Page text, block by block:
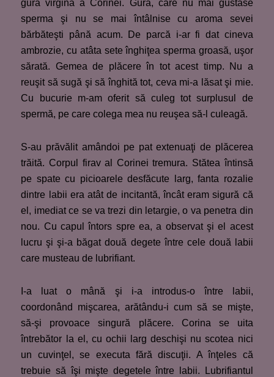
gura virgină a Corinei. Gură, care nu mai gustase
sperma şi nu se mai întâlnise cu aroma sevei
bărbăteşti până acum. De parcă i-ar fi dat cineva
ambrozie, cu atâta sete înghiţea sperma groasă, uşor
sărată. Gemea de plăcere în tot acest timp. Nu a
reuşit să sugă şi să înghită tot, ceva mi-a lăsat şi mie.
Cu bucurie m-am oferit să culeg tot surplusul de
spermă, pe care colega mea nu reuşea să-l culeagă.
S-au prăvălit amândoi pe pat extenuaţi de plăcerea
trăită. Corpul firav al Corinei tremura. Stătea întinsă
pe spate cu picioarele desfăcute larg, fanta rozalie
dintre labii era atât de incitantă, încât eram sigură că
el, imediat ce se va trezi din letargie, o va penetra din
nou. Cu capul întors spre ea, a observat şi el acest
lucru şi şi-a băgat două degete între cele două labii
care musteau de lubrifiant.
I-a luat o mână şi i-a introdus-o între labii,
coordonând mişcarea, arătându-i cum să se mişte,
să-şi provoace singură plăcere. Corina se uita
întrebător la el, cu ochii larg deschişi nu scotea nici
un cuvinţel, se executa fără discuţii. A înţeles că
trebuie să îşi mişte degetele între labii. Lubrifiantul